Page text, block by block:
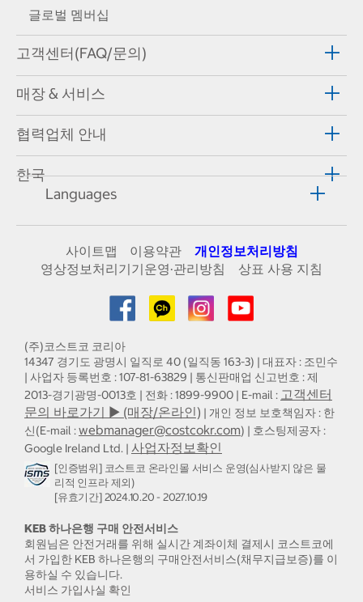
글로벌 멤버십
고객센터(FAQ/문의)
매장 & 서비스
협력업체 안내
한국
Languages
사이트맵 이용약관
개인정보처리방침
영상정보처리기기운영·관리방침
상표 사용 지침
(주)코스트코 코리아
14347 경기도 광명시 일직로 40 (일직동 163-3) | 대표자 : 조민수
| 사업자 등록번호 : 107-81-63829 | 통신판매업 신고번호 : 제
2013-경기광명-0013호 | 전화 : 1899-9900 | E-mail : 고객센터
문의 바로가기 ▶ (매장/온라인) | 개인 정보 보호책임자 : 한
신(E-mail :webmanager@costcokr.com) | 호스팅제공자 :
Google Ireland Ltd. | 사업자정보확인
[인증범위] 코스트코 온라인몰 서비스 운영(심사받지 않은 물
리적 인프라 제외)
[유효기간] 2024.10.20 - 2027.10.19
KEB 하나은행 구매 안전서비스
회원님은 안전거래를 위해 실시간 계좌이체 결제시 코스트코에
서 가입한 KEB 하나은행의 구매안전서비스(채무지급보증)를 이
용하실 수 있습니다.
서비스 가입사실 확인